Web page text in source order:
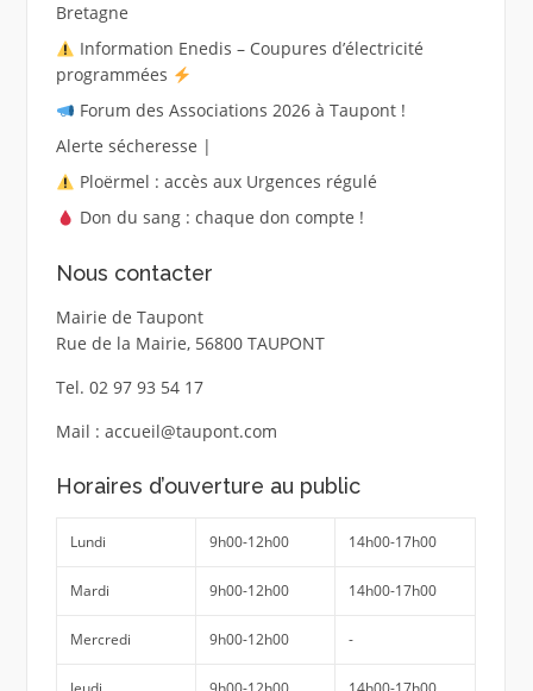
Bretagne
Information Enedis – Coupures d’électricité
programmées
Forum des Associations 2026 à Taupont !
Alerte sécheresse |
Ploërmel : accès aux Urgences régulé
Don du sang : chaque don compte !
Nous contacter
Mairie de Taupont
Rue de la Mairie, 56800 TAUPONT
Tel. 02 97 93 54 17
Mail : accueil@taupont.com
Horaires d’ouverture au public
Lundi 9h00-12h00 14h00-17h00
Mardi 9h00-12h00 14h00-17h00
Mercredi 9h00-12h00 -